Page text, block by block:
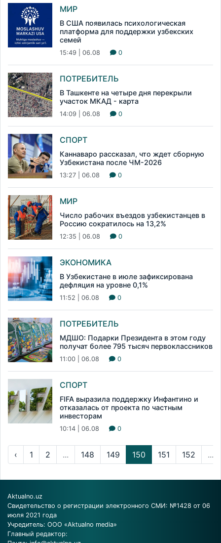
МИР
В США появилась психологическая
платформа для поддержки узбекских
семей
15:49 | 06.08 0
ПОТРЕБИТЕЛЬ
В Ташкенте на четыре дня перекрыли
участок МКАД - карта
14:09 | 06.08 0
СПОРТ
Каннаваро рассказал, что ждет сборную
Узбекистана после ЧМ-2026
13:27 | 06.08 0
МИР
Число рабочих въездов узбекистанцев в
Россию сократилось на 13,2%
12:35 | 06.08 0
ЭКОНОМИКА
В Узбекистане в июле зафиксирована
дефляция на уровне 0,1%
11:52 | 06.08 0
ПОТРЕБИТЕЛЬ
МДШО: Подарки Президента в этом году
получат более 795 тысяч первоклассников
11:00 | 06.08 0
СПОРТ
FIFA выразила поддержку Инфантино и
отказалась от проекта по частным
инвесторам
10:14 | 06.08 0
‹ 1 2 ... 148 149 150 151 152 ...
Aktualno.uz
Свидетельство о регистрации электронного СМИ: №1428 от 06
июля 2021 года
Учредитель: ООО «Aktualno media»
Главный редактор: